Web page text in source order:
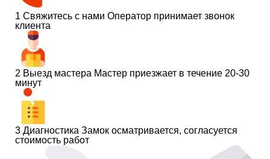
1 Свяжитесь с нами Оператор принимает звонок
клиента
2 Выезд мастера Мастер приезжает в течение 20-30
минут
3 Диагностика Замок осматривается, согласуется
стоимость работ